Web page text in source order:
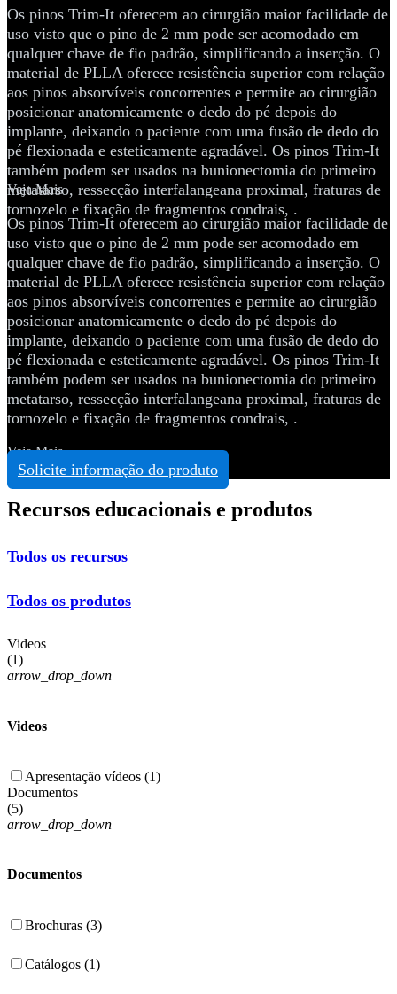
Os pinos Trim-It oferecem ao cirurgião maior facilidade de
uso visto que o pino de 2 mm pode ser acomodado em
qualquer chave de fio padrão, simplificando a inserção. O
material de PLLA oferece resistência superior com relação
aos pinos absorvíveis concorrentes e permite ao cirurgião
posicionar anatomicamente o dedo do pé depois do
implante, deixando o paciente com uma fusão de dedo do
pé flexionada e esteticamente agradável. Os pinos Trim-It
também podem ser usados na bunionectomia do primeiro
metatarso, ressecção interfalangeana proximal, fraturas de
tornozelo e fixação de fragmentos condrais, .
Veja Mais
Os pinos Trim-It oferecem ao cirurgião maior facilidade de
uso visto que o pino de 2 mm pode ser acomodado em
qualquer chave de fio padrão, simplificando a inserção. O
material de PLLA oferece resistência superior com relação
aos pinos absorvíveis concorrentes e permite ao cirurgião
posicionar anatomicamente o dedo do pé depois do
implante, deixando o paciente com uma fusão de dedo do
pé flexionada e esteticamente agradável. Os pinos Trim-It
também podem ser usados na bunionectomia do primeiro
metatarso, ressecção interfalangeana proximal, fraturas de
tornozelo e fixação de fragmentos condrais, .
Veja Mais
Solicite informação do produto
Recursos educacionais e produtos
Todos os recursos
Todos os produtos
Videos
(1)
arrow_drop_down
Videos
Apresentação vídeos (1)
Documentos
(5)
arrow_drop_down
Documentos
Brochuras (3)
Catálogos (1)